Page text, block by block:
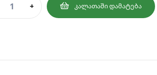
+ ᲙᲐᲚᲐᲗᲐᲨᲘ ᲓᲐᲛᲐᲢᲔᲑᲐ